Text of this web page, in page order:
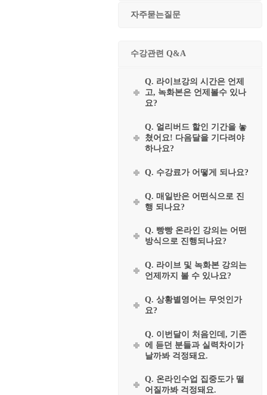
자주묻는질문
수강관련 Q&A
Q. 라이브강의 시간은 언제
고, 녹화본은 언제볼수 있나
요?
Q. 얼리버드 할인 기간을 놓
쳤어요! 다음달을 기다려야
하나요?
Q. 수강료가 어떻게 되나요?
Q. 매일반은 어떤식으로 진
행 되나요?
Q. 빵빵 온라인 강의는 어떤
방식으로 진행되나요?
Q. 라이브 및 녹화본 강의는
언제까지 볼 수 있나요?
Q. 상황별영어는 무엇인가
요?
Q. 이번달이 처음인데, 기존
에 듣던 분들과 실력차이가
날까봐 걱정돼요.
Q. 온라인수업 집중도가 떨
어질까봐 걱정돼요.